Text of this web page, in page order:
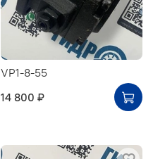
VP1-8-55
14 800 ₽